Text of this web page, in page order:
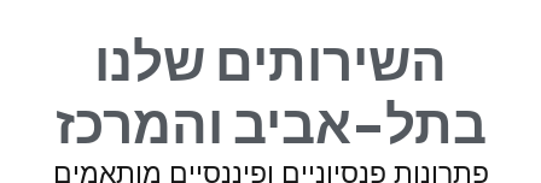
השירותים שלנו
בתל-אביב והמרכז
פתרונות פנסיוניים ופיננסיים מותאמים